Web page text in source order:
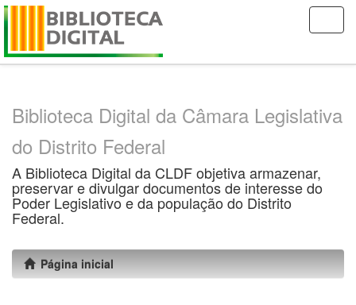
Skip
Biblioteca Digital da Câmara Legislativa
do Distrito Federal
A Biblioteca Digital da CLDF objetiva armazenar,
preservar e divulgar documentos de interesse do
Poder Legislativo e da população do Distrito
Federal.
Página inicial